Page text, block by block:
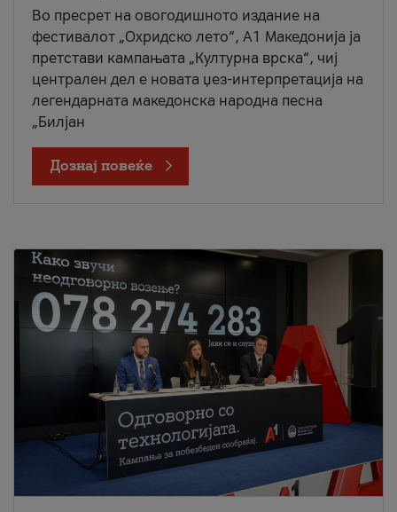
Во пресрет на овогодишното издание на
фестивалот „Охридско лето“, А1 Македонија ја
претстави кампањата „Културна врска“, чиј
централен дел е новата џез-интерпретација на
легендарната македонска народна песна
„Билјан
Дознај повеќе